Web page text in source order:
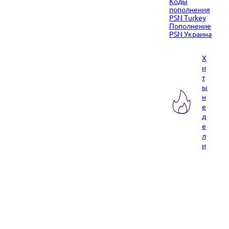
пополнения
PSN Turkey
Пополнение
PSN Украина
Х
и
т
ы
н
е
д
е
л
и